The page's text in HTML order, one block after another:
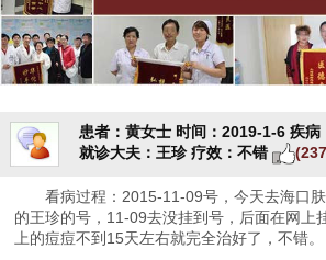
患者：黄女士 时间：2019-1-6 疾病
就诊大夫：王珍 疗效：不错
看病过程：2015-11-09号，今天去海口
的王珍的号，11-09去没挂到号，后面在网上
上的痘痘不到15天左右就完全治好了，不错。